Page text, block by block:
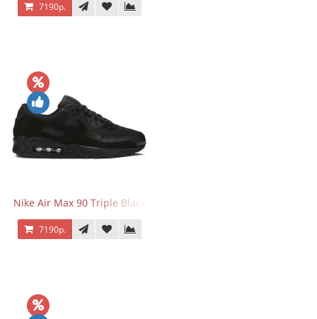
7190р.
Nike Air Max 90 Triple Black
7190р.